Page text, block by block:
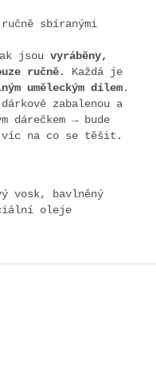
sbíranými
jsou vyráběny,
ručně. Každá je
uměleckým dílem.
zabalenou a
dárečkem → bude
víc na co se těšit.
vosk, bavlněný
oleje